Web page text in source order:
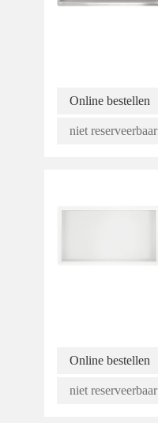
Online bestellen
niet reserveerbaar
Online bestellen
niet reserveerbaar